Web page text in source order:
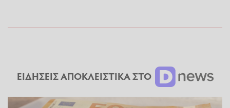
ΕΙΔΗΣΕΙΣ ΑΠΟΚΛΕΙΣΤΙΚΑ ΣΤΟ